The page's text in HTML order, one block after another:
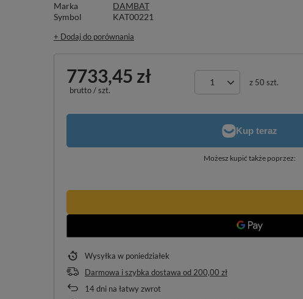
Marka
DAMBAT
Symbol
KAT00221
+ Dodaj do porównania
7733,45 zł
brutto/szt.
z 50 szt.
Możesz kupić także poprzez:
Wysyłka w poniedziałek
Darmowa i szybka dostawa od 200,00 zł
14dni na łatwy zwrot